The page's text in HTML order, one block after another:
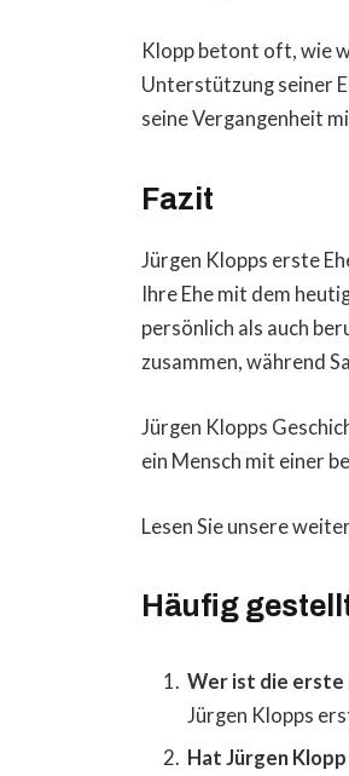
Klopp betont oft, wie
Unterstützung seiner
seine Vergangenheit
Fazit
Jürgen Klopps erste
Ihre Ehe mit dem
persönlich als auch
zusammen, während
Jürgen Klopps
ein Mensch mit einer
Lesen Sie unsere
Häufig
Wer ist die erste
Jürgen Klopps
Hat Jürgen